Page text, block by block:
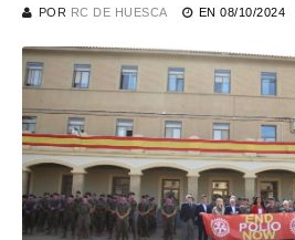
POR RC DE HUESCA EN 08/10/2024